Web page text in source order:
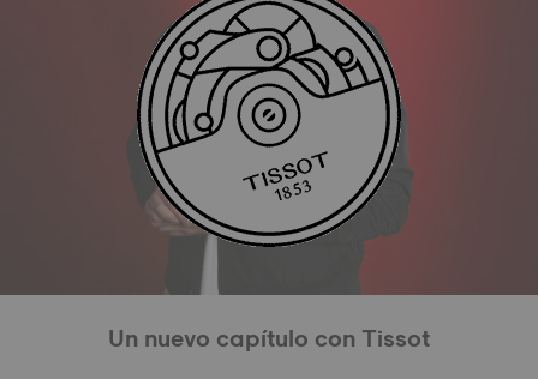
Un nuevo capítulo con Tissot